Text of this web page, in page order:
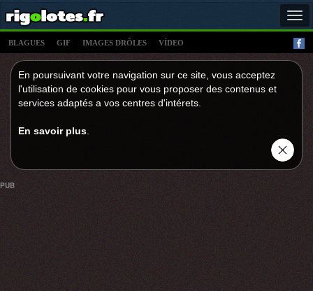
BLAGUES GIF IMAGES DRÔLES VÍDEO
En poursuivant votre navigation sur ce site, vous acceptez
l'utilisation de cookies pour vous proposer des contenus et
services adaptés a vos centres d'intérets.
En savoir plus
PUB